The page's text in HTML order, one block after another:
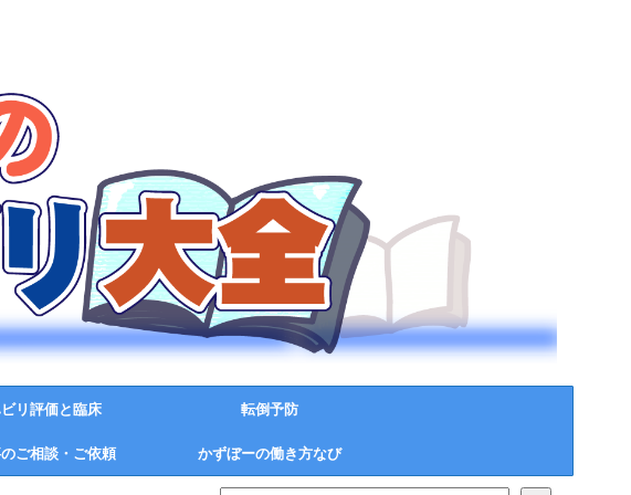
ビリ評価と臨床 転倒予防
ご相談・ご依頼 かずぼーの働き方なび